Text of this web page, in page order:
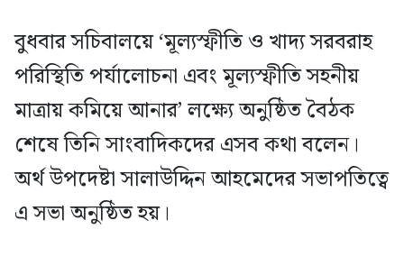
বুধবার সচিবালয়ে ‘মূল্যস্ফীতি ও খাদ্য সরবরাহ
পরিস্থিতি পর্যালোচনা এবং মূল্যস্ফীতি সহনীয়
মাত্রায় কমিয়ে আনার’ লক্ষ্যে অনুষ্ঠিত বৈঠক
শেষে তিনি সাংবাদিকদের এসব কথা বলেন।
অর্থ উপদেষ্টা সালাউদ্দিন আহমেদের সভাপতিত্বে
এ সভা অনুষ্ঠিত হয়।